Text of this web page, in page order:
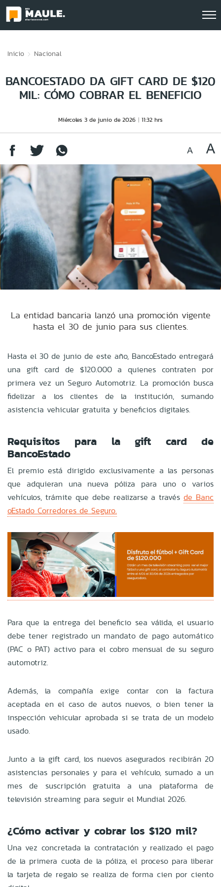
Inicio Nacional
BANCOESTADO DA GIFT CARD DE $120
MIL: CÓMO COBRAR EL BENEFICIO
Miércoles 3 de junio de 2026 11:32 hrs
La entidad bancaria lanzó una promoción vigente
hasta el 30 de junio para sus clientes.
Hasta el 30 de junio de este año, BancoEstado entregará
una gift card de $120.000 a quienes contraten por
primera vez un Seguro Automotriz. La promoción busca
fidelizar a los clientes de la institución, sumando
asistencia vehicular gratuita y beneficios digitales.
Requisitos para la gift card de
BancoEstado
El premio está dirigido exclusivamente a las personas
que adquieran una nueva póliza para uno o varios
vehículos, trámite que debe realizarse a travésde Banc
oEstado Corredores de Seguro.
Para que la entrega del beneficio sea válida, el usuario
debe tener registrado un mandato de pago automático
(PAC o PAT) activo para el cobro mensual de su seguro
automotriz.
Además, la compañía exige contar con la factura
aceptada en el caso de autos nuevos, o bien tener la
inspección vehicular aprobada si se trata de un modelo
usado.
Junto a la gift card, los nuevos asegurados recibirán 20
asistencias personales y para el vehículo, sumado a un
mes de suscripción gratuita a una plataforma de
televisión streaming para seguir el Mundial 2026.
¿Cómo activar y cobrar los $120 mil?
Una vez concretada la contratación y realizado el pago
de la primera cuota de la póliza, el proceso para liberar
la tarjeta de regalo se realiza de forma cien por ciento